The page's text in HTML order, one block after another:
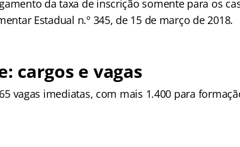
da taxa de inscrição somente para os
Estadual n.º 345, de 15 de março de 2018.
cargos e vagas
vagas imediatas, com mais 1.400 para